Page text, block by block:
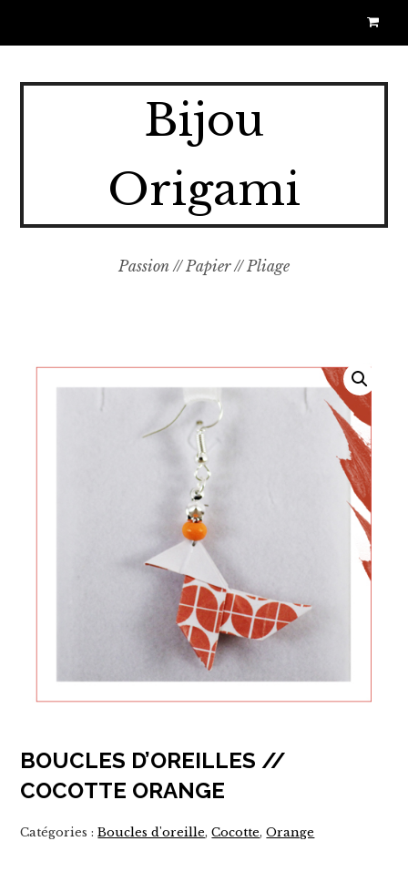
Bijou
Origami
Passion // Papier // Pliage
BOUCLES D’OREILLES //
COCOTTE ORANGE
Catégories :Boucles d'oreille,Cocotte,Orange